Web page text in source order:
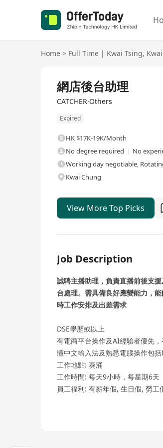
Home > Full Time | Kwai Tsing,
網店後台助理
CATCHER·Others
Expired
HK $17K-19K/Month
No degree required
No
Working day negotiable,
Kwai Chung
View More Top Picks
Job Description
誠聘主播助理，負責直播前後支
台處理。需具備良好應變能力，
時工作安排及出差需求
DSE學歷或以上
有電商平台操作及AI經驗者優先
懂中文輸入法及熟悉電腦操作
工作地點: 葵涌
工作時間: 每天9小時，每星期6天
員工福利: 有薪年假, 生日假, 勞